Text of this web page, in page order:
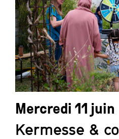
Mercredi 11 juin
Kermesse &